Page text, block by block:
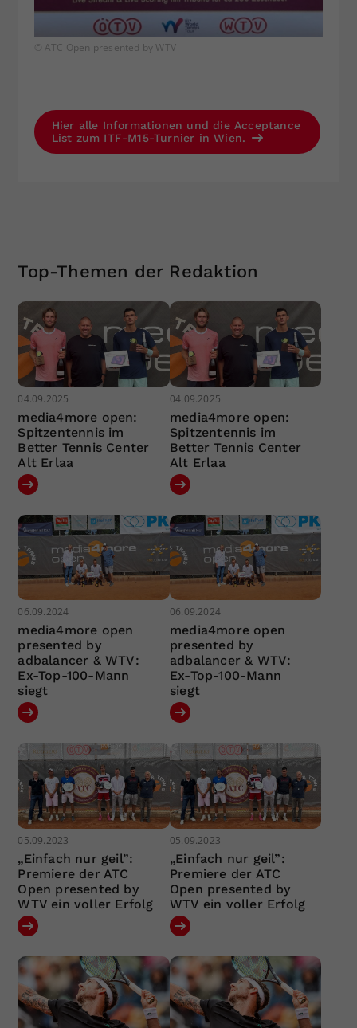
© ATC Open presented by WTV
Hier alle Informationen und die Acceptance
List zum ITF-M15-Turnier in Wien.
Top-Themen der Redaktion
04.09.2025
media4more open:
Spitzentennis im
Better Tennis Center
Alt Erlaa
04.09.2025
media4more open:
Spitzentennis im
Better Tennis Center
Alt Erlaa
06.09.2024
media4more open
presented by
adbalancer & WTV:
Ex-Top-100-Mann
siegt
06.09.2024
media4more open
presented by
adbalancer & WTV:
Ex-Top-100-Mann
siegt
05.09.2023
„Einfach nur geil”:
Premiere der ATC
Open presented by
WTV ein voller Erfolg
05.09.2023
„Einfach nur geil”:
Premiere der ATC
Open presented by
WTV ein voller Erfolg